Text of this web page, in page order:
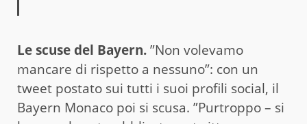
Le scuse del Bayern.”Non volevamo
mancare di rispetto a nessuno”: con un
tweet postato sui tutti i suoi profili social, il
Bayern Monaco poi si scusa. ”Purtroppo – si